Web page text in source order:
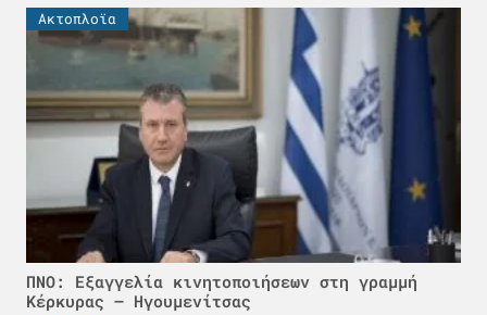
Ακτοπλοϊα
ΠΝΟ: Εξαγγελία κινητοποιήσεων στη γραμμή
Κέρκυρας – Ηγουμενίτσας